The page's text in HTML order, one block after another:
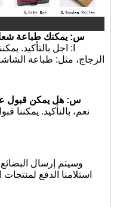
س: يمكنك طباعة
ا: اجل بالتأكيد.
الزجاج، مثل: طباعة
س: هل يمكن قبول